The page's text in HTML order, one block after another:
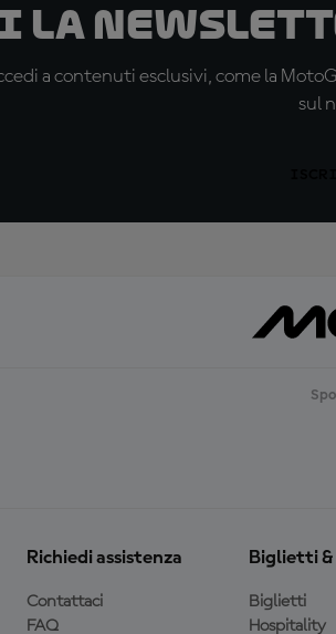
la
a contenuti esclusivi, come la
sul
Richiedi assistenza
Contattaci
FAQ
Biglietti
Biglietti
Hospitality